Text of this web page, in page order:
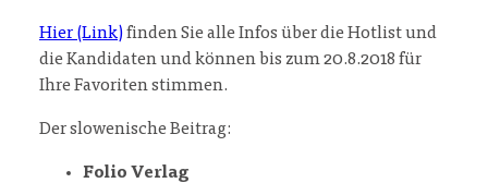
Hier (Link)finden Sie alle Infos über die Hotlist und
die Kandidaten und können bis zum 20.8.2018 für
Ihre Favoriten stimmen.
Der slowenische Beitrag:
Folio Verlag